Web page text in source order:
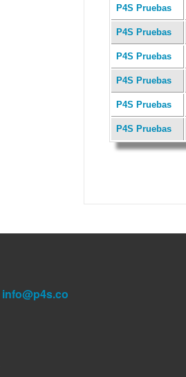
P4S Pruebas
P4S Pruebas
P4S Pruebas
P4S Pruebas
P4S Pruebas
P4S Pruebas
info@p4s.co